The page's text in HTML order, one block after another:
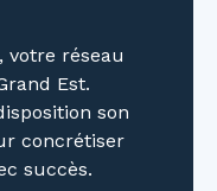
votre réseau
Est.
son
concrétiser
succès.